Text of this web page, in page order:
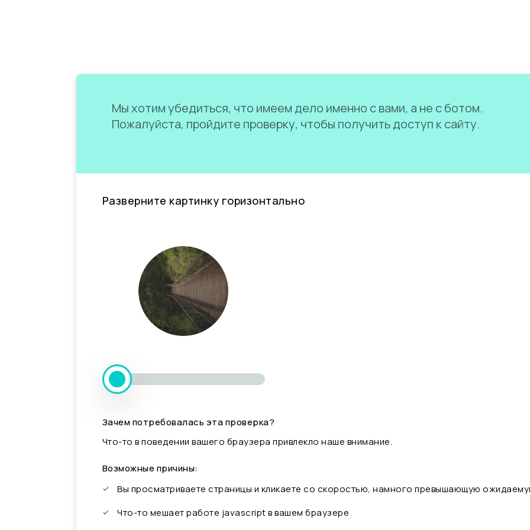
Мы хотим убедиться, что имеем дело именно с вами, а не с ботом.
Пожалуйста, пройдите проверку, чтобы получить доступ к сайту.
Разверните картинку горизонтально
Зачем потребовалась эта проверка?
Что-то в поведении вашего браузера привлекло наше внимание.
Возможные причины:
Вы просматриваете страницы и кликаете со скоростью, намного превышающую
Что-то мешает работе javascript в вашем браузере